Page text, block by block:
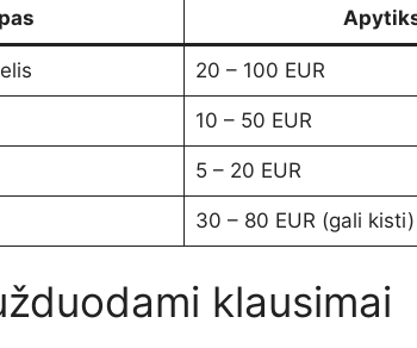
20 – 100 EUR
10 – 50 EUR
5 – 20 EUR
30 – 80 EUR (gali kisti)
klausimai